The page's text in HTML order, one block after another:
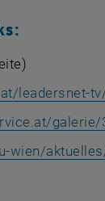
leadersnet-
galerie/
wien/